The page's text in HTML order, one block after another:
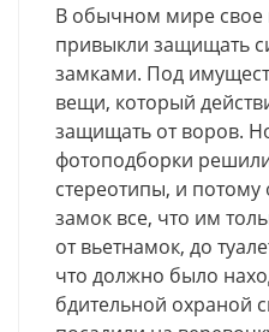
В обычном мире
привыкли защищать
замками. Под
вещи, который
защищать от воров.
фотоподборки
стереотипы, и потому
замок все, что им
от вьетнамок, до
что должно было
бдительной охраной